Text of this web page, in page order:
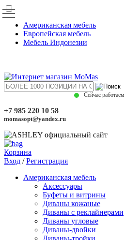
Американская мебель
Европейская мебель
Мебель Индонезии
Сейчас работаем
+7 985 220 10 58
momasopt@yandex.ru
Корзина
Вход /Регистрация
Американская мебель
Аксессуары
Буфеты и витрины
Диваны кожаные
Диваны с реклайнерами
Диваны угловые
Диваны-двойки
Диваны-тройки